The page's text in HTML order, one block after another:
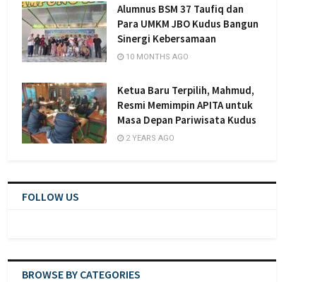
Alumnus BSM 37 Taufiq dan
Para UMKM JBO Kudus Bangun
Sinergi Kebersamaan
10 MONTHS AGO
Ketua Baru Terpilih, Mahmud,
Resmi Memimpin APITA untuk
Masa Depan Pariwisata Kudus
2 YEARS AGO
FOLLOW US
BROWSE BY CATEGORIES